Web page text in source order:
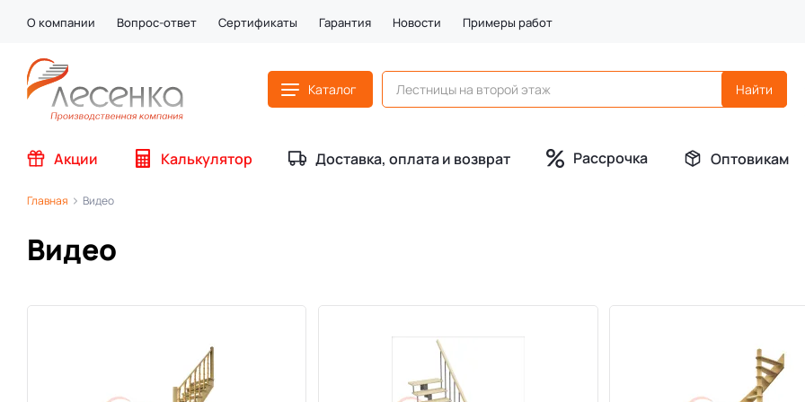
О компании Вопрос-ответ Сертификаты Гарантия Новости Примеры работ
Каталог
Акции Калькулятор Доставка, оплата и возврат Рассрочка Оптовикам
Главная Видео
Видео